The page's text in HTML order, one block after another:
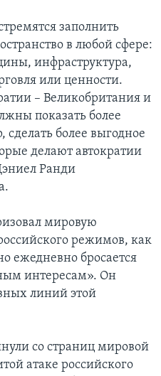
заполнить
в любой сфере:
инфраструктура,
или ценности.
– Великобритания и
показать более
более выгодное
делают автократии
Ранди
мировую
режимов, как
ежедневно бросается
интересам». Он
линий этой
со страниц мировой
атаке российского